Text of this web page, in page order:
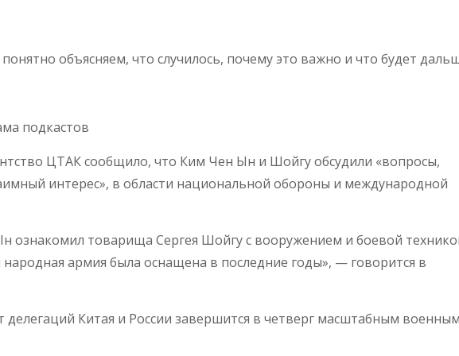
объясняем, что случилось, почему это важно и что будет
подкастов
ЦТАК сообщило, что Ким Чен Ын и Шойгу обсудили «вопросы,
интерес», в области национальной обороны и международной
ознакомил товарища Сергея Шойгу с вооружением и боевой
армия была оснащена в последние годы», — говорится в
делегаций Китая и России завершится в четверг масштабным военным